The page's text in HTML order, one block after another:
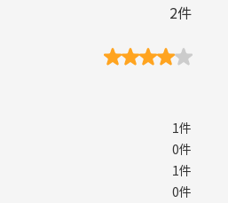
2件
1件
0件
1件
0件